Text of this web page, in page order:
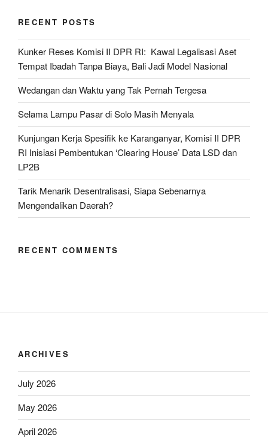
RECENT POSTS
Kunker Reses Komisi II DPR RI: Kawal Legalisasi Aset
Tempat Ibadah Tanpa Biaya, Bali Jadi Model Nasional
Wedangan dan Waktu yang Tak Pernah Tergesa
Selama Lampu Pasar di Solo Masih Menyala
Kunjungan Kerja Spesifik ke Karanganyar, Komisi II DPR
RI Inisiasi Pembentukan ‘Clearing House’ Data LSD dan
LP2B
Tarik Menarik Desentralisasi, Siapa Sebenarnya
Mengendalikan Daerah?
RECENT COMMENTS
ARCHIVES
July 2026
May 2026
April 2026